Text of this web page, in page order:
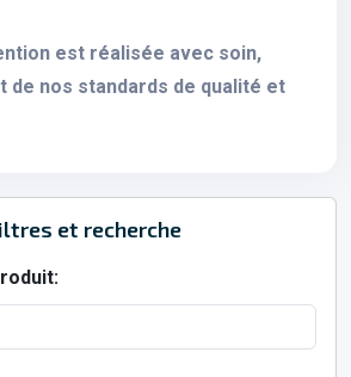
est réalisée avec soin,
de nos standards de qualité et
et recherche